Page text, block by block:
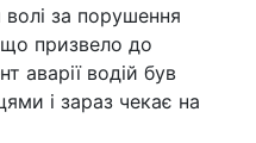
за порушення
призвело до
аварії водій був
і зараз чекає на